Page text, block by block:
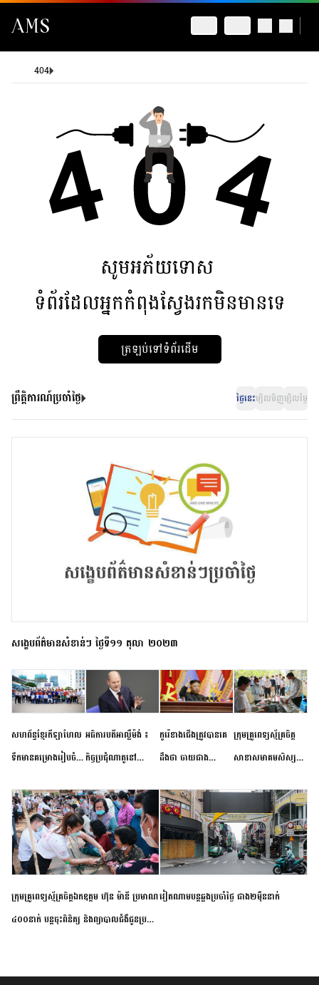
404
សូមអភ័យទោស
ទំព័រដែលអ្នកកំពុងស្វែងរកមិនមានទេ
ត្រឡប់ទៅទំព័រដើម
ព្រឹត្តិការណ៍ប្រចាំថ្ងៃ ថ្ងៃនេះម្សិលមិញម្សិលម្ងៃ
សង្ខេបព័ត៌មានសំខាន់ៗ ថ្ងៃទី១១ តុលា ២០២៣
សហព័ន្ធខ្មែរកីឡាហែល
ទឹកមានគម្រោងរៀបចំ
កម្រិតបឋម ដល់ឧត្តម
សិក្សានាពេលខាងមុខ
អធិការបតីអាល្លឺម៉ង់ ៖
កិច្ចប្រជុំណាតូនៅ
ខាងមុខនឹងបញ្ជូនសញ្ញា
នៃភាពស្អិតរមួត និង
ការប្តេជ្ញាចិត្ត
កូរ៉េខាងជើងត្រូវបានគេ
ដឹងថា ចាយជាង
អភិវឌ្ឍន៍នុយក្លេអ៊ែរ
ក្រុមគ្រូពេទ្យស្ម័គ្រចិត្ត
សាខាសមាគមសិស្ស
ខេត្តកំពង់ចាម ចុះពិនិត្យ
ពិគ្រោះជំងឺទូទៅ និងផ្តល់
ថ្នាំពេទ្យជូនប្រជាពលរដ្ឋ
រស់នៅសង្កាត់បឹងកុក
ក្រុមគ្រូពេទ្យស្ម័គ្រចិត្តឯកឧត្តម ហ៊ុន ម៉ានី ប្រមាណ
៤០០នាក់ បន្តចុះពិនិត្យ និងព្យាបាលជំងឺជូនប្រជា
វៀតណាម​បន្ត​ឆ្លង​ប្រចាំថ្ងៃ​ ​ជាង​២​ម៉ឺន​នាក់​